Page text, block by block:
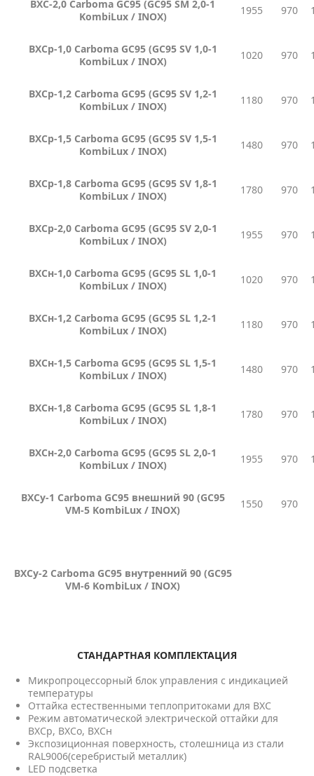
ВХС-2,0 Carboma GC95 (GC95 SM 2,0-1
KombiLux / INOX)
1955 970
ВХСр-1,0 Carboma GC95 (GC95 SV 1,0-1
KombiLux / INOX)
1020 970
ВХСр-1,2 Carboma GC95 (GC95 SV 1,2-1
KombiLux / INOX)
1180 970
ВХСр-1,5 Carboma GC95 (GC95 SV 1,5-1
KombiLux / INOX)
1480 970
ВХСр-1,8 Carboma GC95 (GC95 SV 1,8-1
KombiLux / INOX)
1780 970
ВХСр-2,0 Carboma GC95 (GC95 SV 2,0-1
KombiLux / INOX)
1955 970
ВХСн-1,0 Carboma GC95 (GC95 SL 1,0-1
KombiLux / INOX)
1020 970
ВХСн-1,2 Carboma GC95 (GC95 SL 1,2-1
KombiLux / INOX)
1180 970
ВХСн-1,5 Carboma GC95 (GC95 SL 1,5-1
KombiLux / INOX)
1480 970
ВХСн-1,8 Carboma GC95 (GC95 SL 1,8-1
KombiLux / INOX)
1780 970
ВХСн-2,0 Carboma GC95 (GC95 SL 2,0-1
KombiLux / INOX)
1955 970
ВХСу-1 Carboma GC95 внешний 90 (GC95
VM-5 KombiLux / INOX)
1550 970
ВХСу-2 Carboma GC95 внутренний 90 (GC95
VM-6 KombiLux / INOX)
СТАНДАРТНАЯ КОМПЛЕКТАЦИЯ
Микропроцессорный блок управления с индикацией
температуры
Оттайка естественными теплопритоками для ВХС
Режим автоматической электрической оттайки для
ВХСр, ВХСо, ВХСн
Экспозиционная поверхность, столешница из стали
RAL9006(серебристый металлик)
LED подсветка